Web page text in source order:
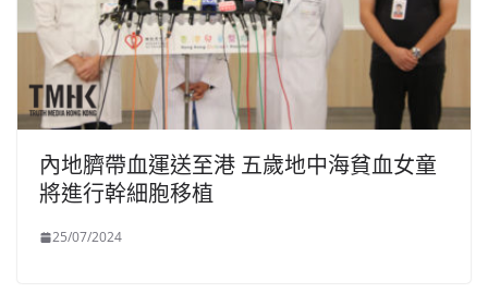
內地臍帶血運送至港 五歲地中海貧血女童
將進行幹細胞移植
25/07/2024